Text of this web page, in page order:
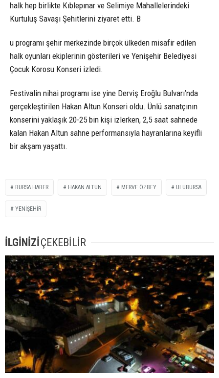
halk hep birlikte Kıblepınar ve Selimiye Mahallelerindeki
Kurtuluş Savaşı Şehitlerini ziyaret etti. B
u programı şehir merkezinde birçok ülkeden misafir edilen
halk oyunları ekiplerinin gösterileri ve Yenişehir Belediyesi
Çocuk Korosu Konseri izledi.
Festivalin nihai programı ise yine Derviş Eroğlu Bulvarı’nda
gerçekleştirilen Hakan Altun Konseri oldu. Ünlü sanatçının
konserini yaklaşık 20-25 bin kişi izlerken, 2,5 saat sahnede
kalan Hakan Altun sahne performansıyla hayranlarına keyifli
bir akşam yaşattı.
BURSA HABER HAKAN ALTUN MERVE ÖZBEY ULUBURSA
YENIŞEHIR
İLGİNİZİÇEKEBİLİR